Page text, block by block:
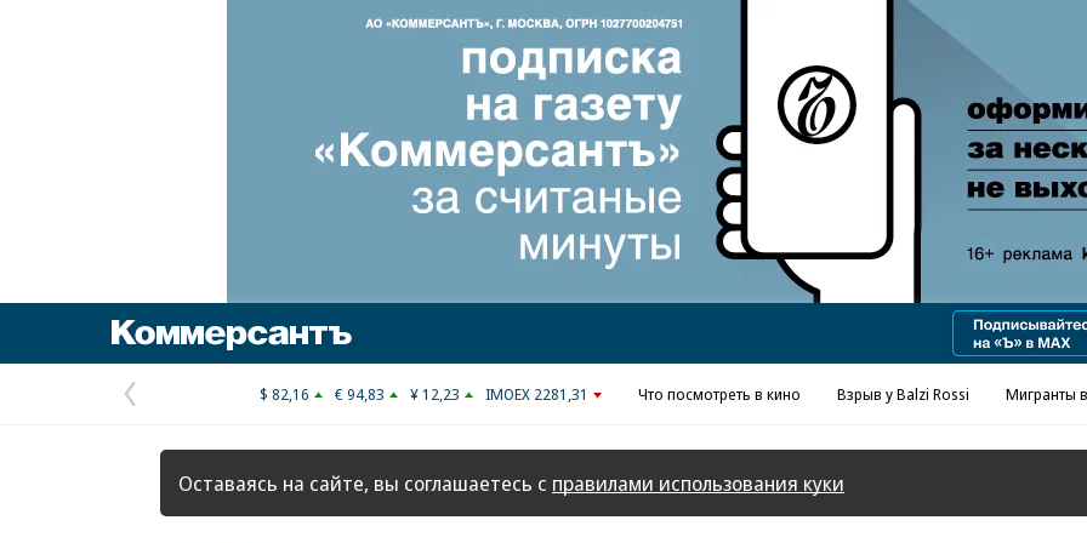
Реклама в «Ъ» www.kommersant.ru/ad
Предыдущая
страница
$ 82,16 € 94,83 ¥ 12,23 IMOEX 2281,31 Что посмотреть в кино Взрыв у Balzi Rossi Мигранты
Оставаясь на сайте, вы соглашаетесь с правилами использования куки